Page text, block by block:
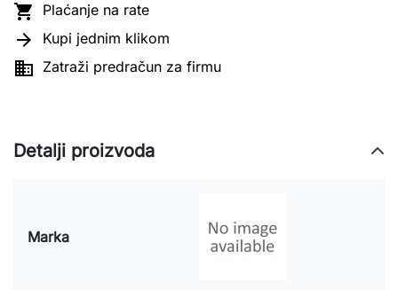
 Plaćanje na rate
 Kupi jednim klikom
 Zatraži predračun za firmu
Detalji proizvoda
Marka